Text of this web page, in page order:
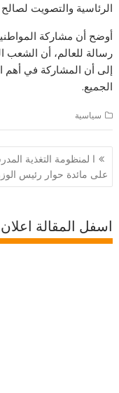
الرئاسية والتصويت
أوضح أن مشاركة
رسالة للعالم، أن الشعب
إلى أن المشاركة في
الجميع.
سياسية
تصفّح
المقالات
ا لمنظومة التغذية
على مائدة حوار رئيس
اسفل المقالة اعلان